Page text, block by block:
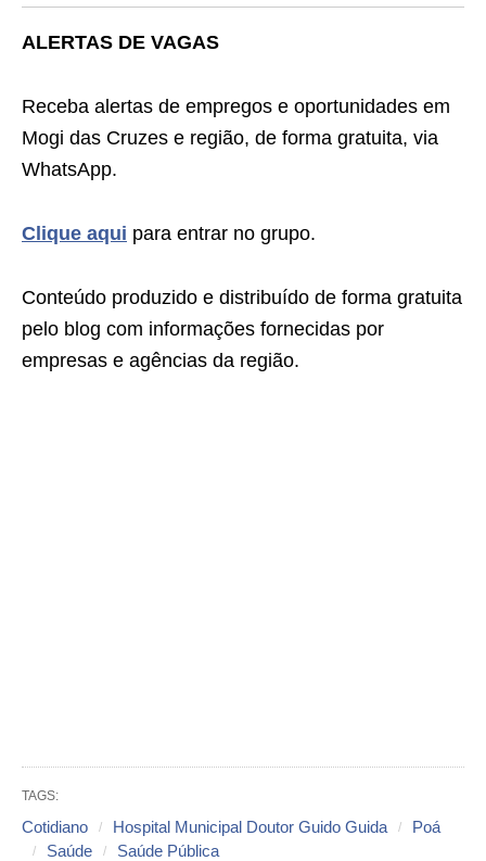
ALERTAS DE VAGAS
Receba alertas de empregos e oportunidades em
Mogi das Cruzes e região, de forma gratuita, via
WhatsApp.
Clique aqui para entrar no grupo.
Conteúdo produzido e distribuído de forma gratuita
pelo blog com informações fornecidas por
empresas e agências da região.
TAGS:
Cotidiano Hospital Municipal Doutor Guido Guida
Poá
Saúde
Saúde Pública